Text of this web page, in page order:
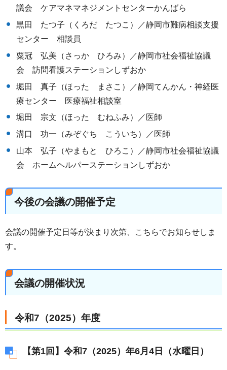
議会 ケアマネマネジメントセンターかんばら
黒田 たつ子（くろだ たつこ）／静岡市難病相談支援
センター 相談員
粟冠 弘美（さっか ひろみ）／静岡市社会福祉協議
会 訪問看護ステーションしずおか
堀田 真子（ほった まさこ）／静岡てんかん・神経医
療センター 医療福祉相談室
堀田 宗文（ほった むねふみ）／医師
溝口 功一（みぞぐち こういち）／医師
山本 弘子（やまもと ひろこ）／静岡市社会福祉協議
会 ホームヘルパーステーションしずおか
今後の会議の開催予定
会議の開催予定日等が決まり次第、こちらでお知らせしま
す。
会議の開催状況
令和7（2025）年度
【第1回】令和7（2025）年6月4日（水曜日）